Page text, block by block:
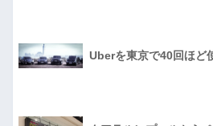
Uberを東京で40回ほど